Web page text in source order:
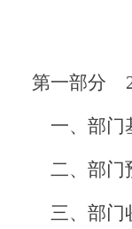
第一部分
一、部门
二、 部门
三、 部门